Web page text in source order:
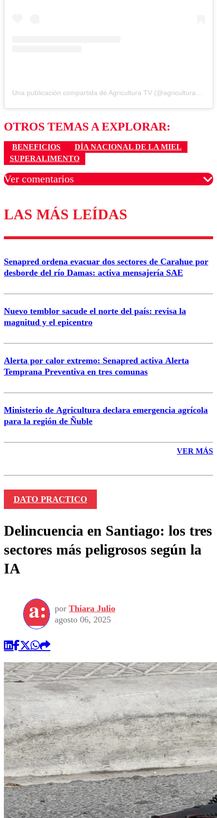
OTROS TEMAS A EXPLORAR:
BENEFICIOS
DÍA NACIONAL DE LA MIEL
SUPERALIMENTO
Ver comentarios
Los comentarios son moderados para garantizar un
diálogo respetuoso.
Nombre
Correo
LAS MÁS LEÍDAS
Senapred ordena evacuar dos sectores de Carahue por
desborde del río Damas: activa mensajería SAE
Nuevo temblor sacude el norte del país: revisa la
magnitud y el epicentro
Alerta por calor extremo: Senapred activa Alerta
Temprana Preventiva en tres comunas
Ministerio de Agricultura declara emergencia agrícola
para la región de Ñuble
VER MÁS
DATO PRACTICO
Delincuencia en Santiago: los tres
sectores más peligrosos según la
IA
por Thiara Julio
agosto 06, 2025